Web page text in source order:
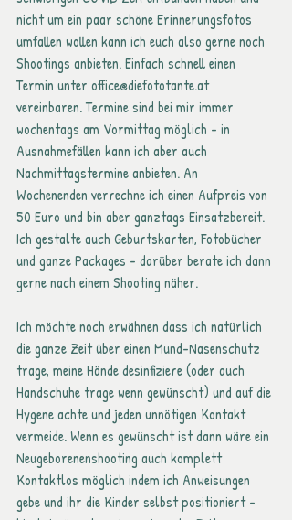
nicht um ein paar schöne Erinnerungsfotos
umfallen wollen kann ich euch also gerne noch
Shootings anbieten. Einfach schnell einen
Termin unter office@diefototante.at
vereinbaren. Termine sind bei mir immer
wochentags am Vormittag möglich - in
Ausnahmefällen kann ich aber auch
Nachmittagstermine anbieten. An
Wochenenden verrechne ich einen Aufpreis von
50 Euro und bin aber ganztags Einsatzbereit.
Ich gestalte auch Geburtskarten, Fotobücher
und ganze Packages - darüber berate ich dann
gerne nach einem Shooting näher.
Ich möchte noch erwähnen dass ich natürlich
die ganze Zeit über einen Mund-Nasenschutz
trage, meine Hände desinfiziere (oder auch
Handschuhe trage wenn gewünscht) und auf die
Hygene achte und jeden unnötigen Kontakt
vermeide. Wenn es gewünscht ist dann wäre ein
Neugeborenenshooting auch komplett
Kontaktlos möglich indem ich Anweisungen
gebe und ihr die Kinder selbst positioniert -